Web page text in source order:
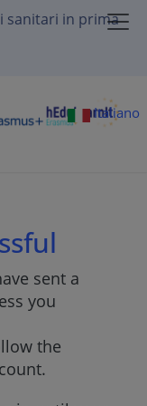
sanitari in prima
Italiano
sent a
you
the